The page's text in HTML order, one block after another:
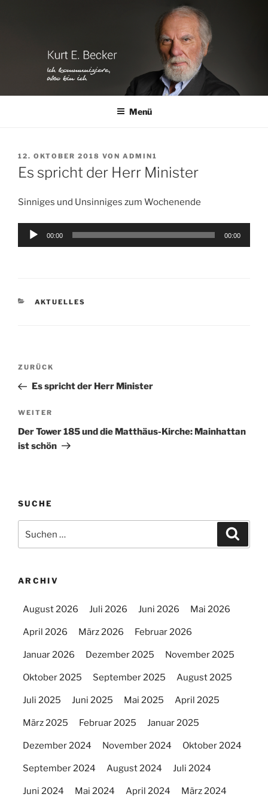
Menü
VERÖFFENTLICHT
AM
12. OKTOBER 2018 VON ADMIN1
Es spricht der Herr Minister
Sinniges und Unsinniges zum Wochenende
Audio-
00:00 00:00
KATEGORIEN
AKTUELLES
Beitragsnavigation
Vorheriger
Beitrag
ZURÜCK
Es spricht der Herr Minister
Nächster
Beitrag
WEITER
Der Tower 185 und die Matthäus-Kirche: Mainhattan
ist schön
SUCHE
nach:
ARCHIV
August 2026 Juli 2026 Juni 2026 Mai 2026
April 2026 März 2026 Februar 2026
Januar 2026 Dezember 2025 November 2025
Oktober 2025 September 2025 August 2025
Juli 2025 Juni 2025 Mai 2025 April 2025
März 2025 Februar 2025 Januar 2025
Dezember 2024 November 2024 Oktober 2024
September 2024 August 2024 Juli 2024
Juni 2024 Mai 2024 April 2024 März 2024